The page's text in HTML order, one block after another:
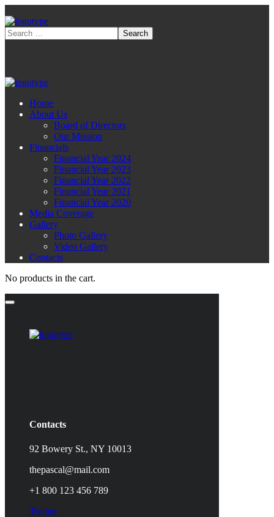
Home
About Us
Board of Directors
Our Mission
Financials
Financial Year 2024
Financial Year 2023
Financial Year 2022
Financial Year 2021
Financial Year 2020
Media Coverage
Gallery
Photo Gallery
Video Gallery
Contacts
No products in the cart.
Contacts
92 Bowery St., NY 10013
thepascal@mail.com
+1 800 123 456 789
Twitter